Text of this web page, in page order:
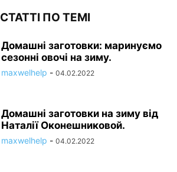
СТАТТІ ПО ТЕМІ
Домашні заготовки: маринуємо
сезонні овочі на зиму.
maxwelhelp - 04.02.2022
Домашні заготовки на зиму від
Наталії Оконешниковой.
maxwelhelp - 04.02.2022